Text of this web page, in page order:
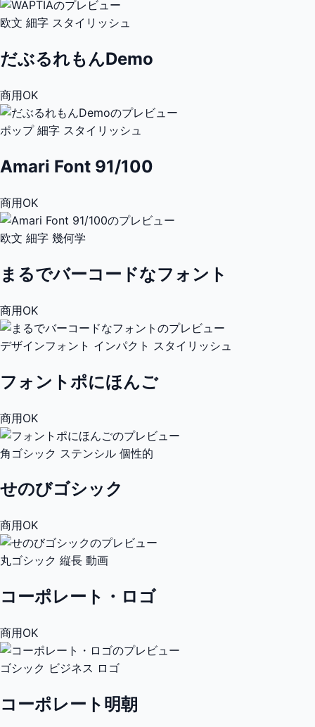
欧文 細字 スタイリッシュ
だぶるれもんDemo
商用OK
ポップ 細字 スタイリッシュ
Amari Font 91/100
商用OK
欧文 細字 幾何学
まるでバーコードなフォント
商用OK
デザインフォント インパクト スタイリッシュ
フォントポにほんご
商用OK
角ゴシック ステンシル 個性的
せのびゴシック
商用OK
丸ゴシック 縦長 動画
コーポレート・ロゴ
商用OK
ゴシック ビジネス ロゴ
コーポレート明朝